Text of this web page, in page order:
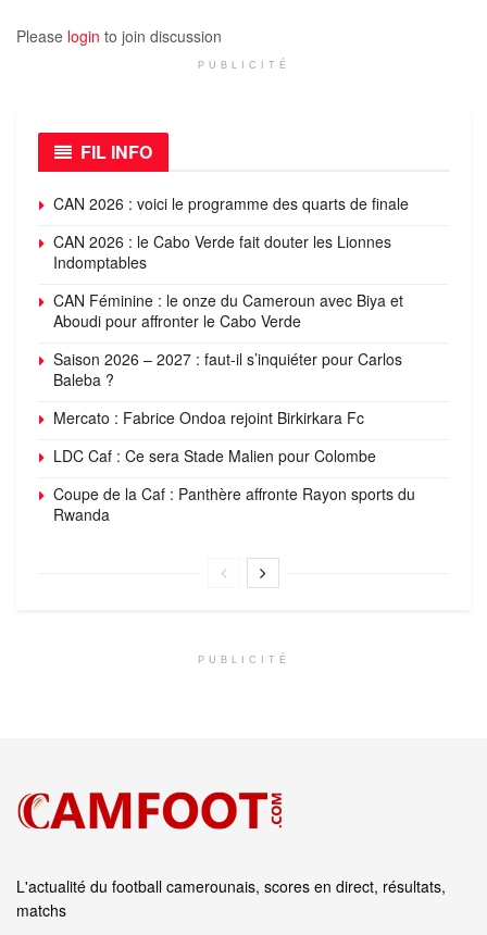
Please login to join discussion
PUBLICITÉ
FIL INFO
CAN 2026 : voici le programme des quarts de finale
CAN 2026 : le Cabo Verde fait douter les Lionnes
Indomptables
CAN Féminine : le onze du Cameroun avec Biya et
Aboudi pour affronter le Cabo Verde
Saison 2026 – 2027 : faut-il s’inquiéter pour Carlos
Baleba ?
Mercato : Fabrice Ondoa rejoint Birkirkara Fc
LDC Caf : Ce sera Stade Malien pour Colombe
Coupe de la Caf : Panthère affronte Rayon sports du
Rwanda
PUBLICITÉ
L'actualité du football camerounais, scores en direct, résultats,
matchs